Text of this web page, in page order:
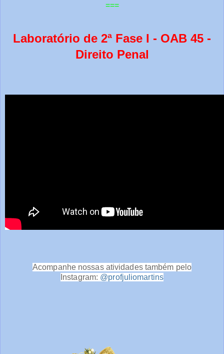
===
Laboratório de 2ª Fase I - OAB 45 -
Direito Penal
Acompanhe nossas atividades também pelo
Instagram: @profjuliomartins